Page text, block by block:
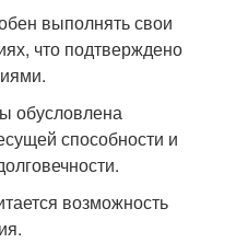
выполнять свои
что подтверждено
обусловлена
способности и
возможность